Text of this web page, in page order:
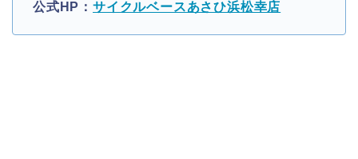
公式HP： サイクルベースあさひ浜松幸店